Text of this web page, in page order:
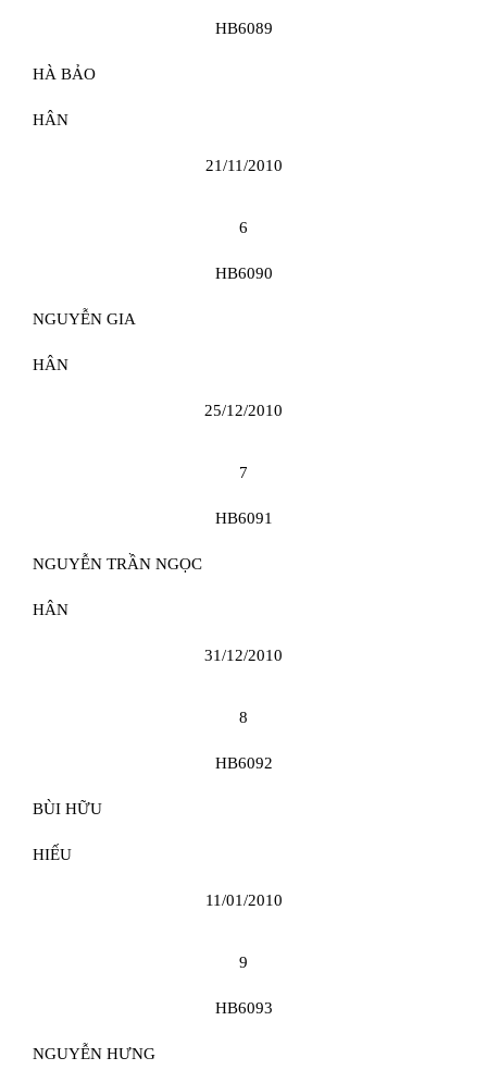
HB6089
HÀ BẢO
HÂN
21/11/2010
6
HB6090
NGUYỄN GIA
HÂN
25/12/2010
7
HB6091
NGUYỄN TRẦN NGỌC
HÂN
31/12/2010
8
HB6092
BÙI HỮU
HIẾU
11/01/2010
9
HB6093
NGUYỄN HƯNG